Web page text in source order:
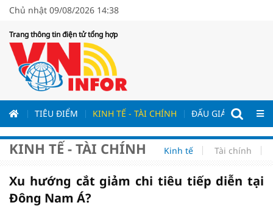
Chủ nhật 09/08/2026 14:38
Trang thông tin điện tử tổng hợp
TIÊU ĐIỂM KINH TẾ - TÀI CHÍNH ĐẤU GIÁ - ĐẤU
KINH TẾ - TÀI CHÍNH Kinh tế Tài chính
Xu hướng cắt giảm chi tiêu tiếp diễn tại
Đông Nam Á?